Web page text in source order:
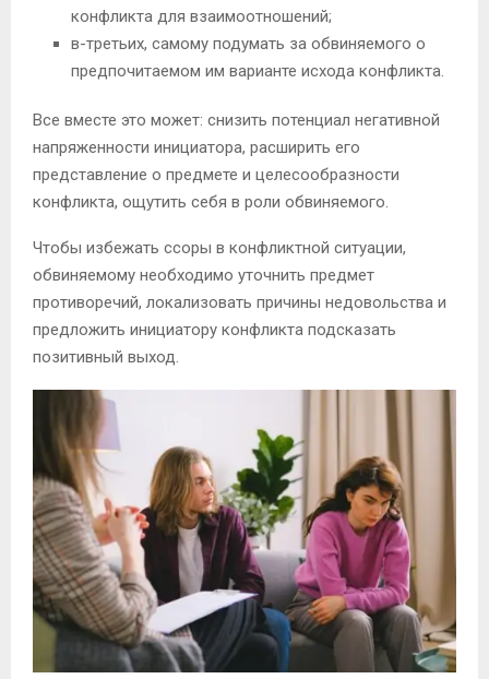
конфликта для взаимоотношений;
в-третьих, самому подумать за обвиняемого о
предпочитаемом им варианте исхода конфликта.
Все вместе это может: снизить потенциал негативной
напряженности инициатора, расширить его
представление о предмете и целесообразности
конфликта, ощутить себя в роли обвиняемого.
Чтобы избежать ссоры в конфликтной ситуации,
обвиняемому необходимо уточнить предмет
противоречий, локализовать причины недовольства и
предложить инициатору конфликта подсказать
позитивный выход.